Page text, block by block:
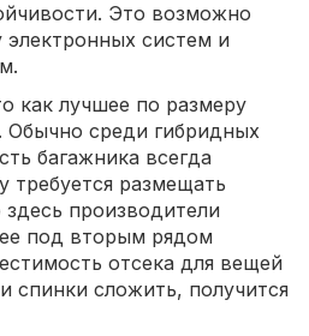
Это возможно
систем и
как лучшее по размеру
Обычно среди гибридных
багажника всегда
требуется размещать
производители
под вторым рядом
отсека для вещей
спинки сложить, получится